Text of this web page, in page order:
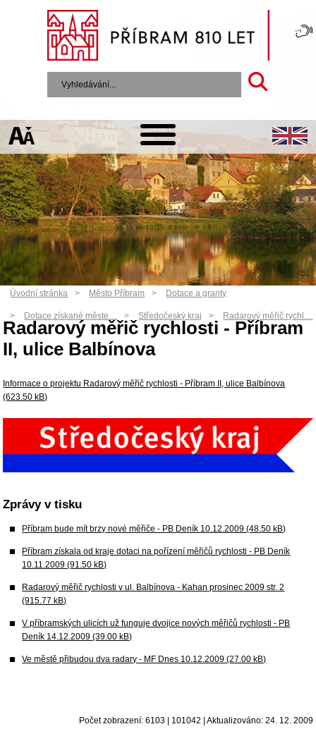
Úvodní stránka Město Příbram Dotace a granty
Dotace získané měste… Středočeský kraj Radarový měřič rychl…
Radarový měřič rychlosti - Příbram
II, ulice Balbínova
Informace o projektu Radarový měřič rychlosti - Příbram II, ulice Balbínova
(623.50 kB)
Zprávy v tisku
Příbram bude mít brzy nové měřiče - PB Deník 10.12.2009 (48.50 kB)
Příbram získala od kraje dotaci na pořízení měřičů rychlosti - PB Deník
10.11.2009 (91.50 kB)
Radarový měřič rychlosti v ul. Balbínova - Kahan prosinec 2009 str. 2
(915.77 kB)
V příbramských ulicích už funguje dvojice nových měřičů rychlosti - PB
Deník 14.12.2009 (39.00 kB)
Ve městě přibudou dva radary - MF Dnes 10.12.2009 (27.00 kB)
Počet zobrazení: 6103 | 101042 | Aktualizováno: 24. 12. 2009